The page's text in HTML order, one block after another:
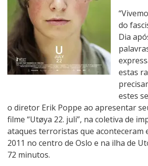
e
J
u
l
h
do
Dia
estas
estes
o diretor Erik Poppe ao apresentar
filme “Utøya 22. juli”, na coletiva de
ataques terroristas que aconteceram
2011 no centro de Oslo e na ilha de
72 minutos.